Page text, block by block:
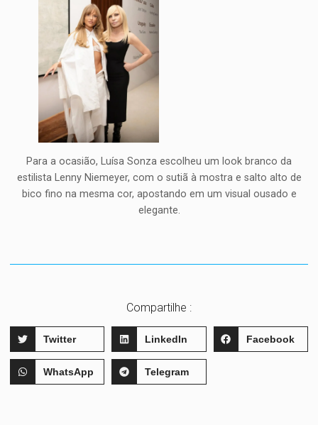
Para a ocasião, Luísa Sonza escolheu um look branco da
estilista Lenny Niemeyer, com o sutiã à mostra e salto alto de
bico fino na mesma cor, apostando em um visual ousado e
elegante.
Compartilhe :
Twitter LinkedIn Facebook
WhatsApp Telegram